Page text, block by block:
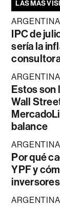
LAS MÁS
ARGENTINA
IPC de
sería la
ARGENTINA
Estos son
Wall
balance
ARGENTINA
Por qué
YPF y
ARGENTINA